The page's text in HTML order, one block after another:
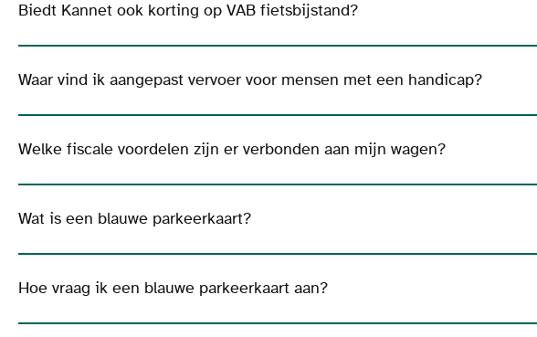
Biedt Kannet ook korting op VAB fietsbijstand?
Waar vind ik aangepast vervoer voor mensen met een handicap?
Welke fiscale voordelen zijn er verbonden aan mijn wagen?
Wat is een blauwe parkeerkaart?
Hoe vraag ik een blauwe parkeerkaart aan?